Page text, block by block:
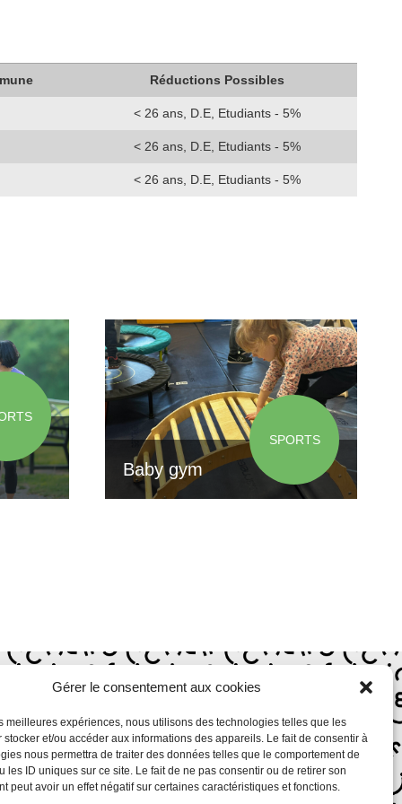
Gérer le consentement aux cookies
meilleures expériences, nous utilisons des technologies telles que les
stocker et/ou accéder aux informations des appareils. Le fait de consentir à
nous permettra de traiter des données telles que le comportement de
les ID uniques sur ce site. Le fait de ne pas consentir ou de retirer son
peut avoir un effet négatif sur certaines caractéristiques et fonctions.
Réductions Possibles
< 26 ans, D.E, Etudiants - 5%
< 26 ans, D.E, Etudiants - 5%
< 26 ans, D.E, Etudiants - 5%
Baby gym
SPORTS
13h30 –
– 18h